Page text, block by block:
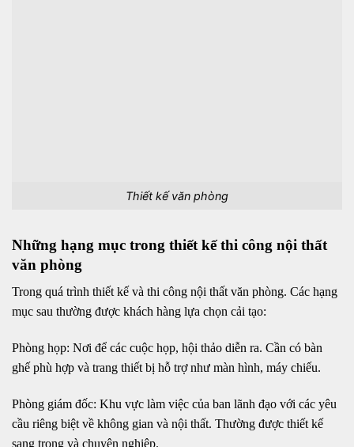
Thiết kế văn phòng
Những hạng mục trong thiết kế thi công nội thất
văn phòng
Trong quá trình thiết kế và thi công nội thất văn phòng. Các hạng
mục sau thường được khách hàng lựa chọn cải tạo:
Phòng họp: Nơi để các cuộc họp, hội thảo diễn ra. Cần có bàn
ghế phù hợp và trang thiết bị hỗ trợ như màn hình, máy chiếu.
Phòng giám đốc: Khu vực làm việc của ban lãnh đạo với các yêu
cầu riêng biệt về không gian và nội thất. Thường được thiết kế
sang trọng và chuyên nghiệp.